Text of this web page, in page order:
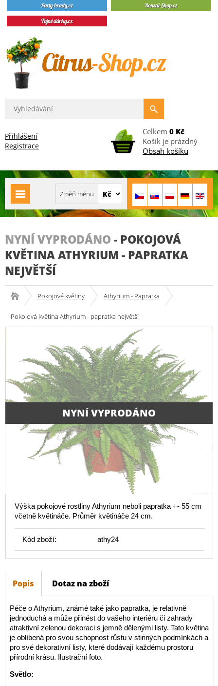
Přihlášení
Registrace
Celkem 0 Kč
Košík je prázdný
Obsah košíku
NYNÍ VYPRODÁNO - POKOJOVÁ
KVĚTINA ATHYRIUM - PAPRATKA
NEJVĚTŠÍ
Pokojové květiny Athyrium - Papratka
Pokojová květina Athyrium - papratka největší
NYNÍ VYPRODÁNO
Výška pokojové rostliny Athyrium neboli papratka +- 55 cm
včetně květináče. Průměr květináče 24 cm.
Kód zboží: athy24
Popis Dotaz na zboží
Péče o Athyrium, známé také jako papratka, je relativně
jednoduchá a může přinést do vašeho interiéru či zahrady
atraktivní zelenou dekoraci s jemně dělenými listy. Tato květina
je oblíbená pro svou schopnost růstu v stinných podmínkách a
pro své dekorativní listy, které dodávají každému prostoru
přírodní krásu. Ilustrační foto.
Světlo: